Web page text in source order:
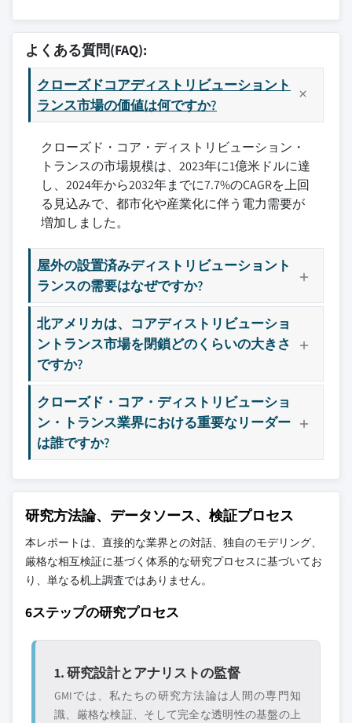
10.2.2 カナダ
10.2.3 メキシコ
10.3 ヨーロッパ
10.3.1 ドイツ
10.3.2 フランス
10.3.3 ロシア
10.3.4 イギリス
10.3.5の イタリア
10.3.6 スペイン
10.3.7マイル オランダ
10.4の アジアパシフィック
10.4.1 の 中国語(簡体)
10.4.2 日本
10.4.3 韓国
10.4.4 インド
10.5 中東・アフリカ
10.5.1 サウジアラビア
10.5.2 UAE
10.5.3 カタール
10.5.4 エジプト
10.5.6 ナイジェリア
10.6 ラテンアメリカ
10.6.1 ブラジル
10.6.2 の ペルー
10.6.3 アルゼンチン
11.1 ABBの
11.3 セルム S.r.l.
11.4 CG の力及び産業解決株式会社。
11.5 株式会社イートン
11.6 Elsewedy電気
11.7 EMCOの お問い合わせ
11.8 エルムコ
11.9 一般電気
11.10 日立エネルギー株式会社
11.12 IMEFYグループ
11.13 三菱電機株式会社
11.14 オーマザバル
11.15 シュナイダー電気
11.16 シーメンス
11.17 東芝エネルギーシステム&ソリューション 会社案
内
11.18 火山
よくある質問(FAQ):
クローズドコアディストリビューショント
ランス市場の価値は何ですか?
クローズド・コア・ディストリビューション・
トランスの市場規模は、2023年に1億米ドルに達
し、2024年から2032年までに7.7%のCAGRを上回
る見込みで、都市化や産業化に伴う電力需要が
増加しました。
屋外の設置済みディストリビューショント
ランスの需要はなぜですか?
北アメリカは、コアディストリビューショ
ントランス市場を閉鎖どのくらいの大きさ
ですか?
クローズド・コア・ディストリビューショ
ン・トランス業界における重要なリーダー
は誰ですか?
研究方法論、データソース、検証プロセス
本レポートは、直接的な業界との対話、独自のモデリング、
厳格な相互検証に基づく体系的な研究プロセスに基づいてお
り、単なる机上調査ではありません。
6ステップの研究プロセス
1. 研究設計とアナリストの監督
GMIでは、私たちの研究方法論は人間の専門知
識、厳格な検証、そして完全な透明性の基盤の上